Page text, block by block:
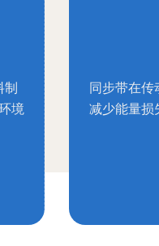
境
同步带在传
减少能量损